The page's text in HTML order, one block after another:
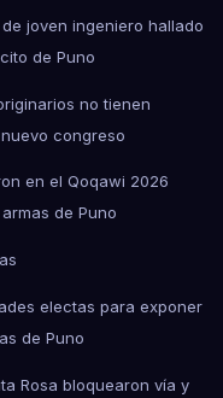
joven ingeniero hallado
de Puno
no tienen
congreso
en el Qoqawi 2026
de Puno
electas para exponer
de Puno
Rosa bloquearon vía y